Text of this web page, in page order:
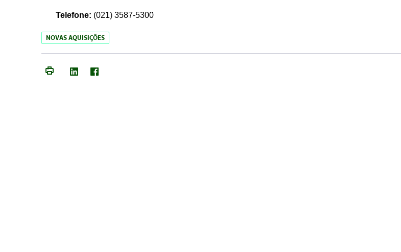
Telefone: (021) 3587-5300
NOVAS AQUISIÇÕES